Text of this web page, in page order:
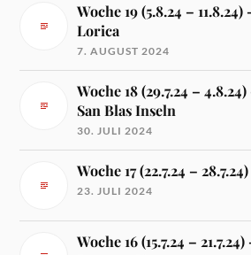
Woche 19 (5.8.24 –
Lorica
7. AUGUST 2024
Woche 18 (29.7.24 –
San Blas Inseln
30. JULI 2024
Woche 17 (22.7.24 –
23. JULI 2024
Woche 16 (15.7.24 –